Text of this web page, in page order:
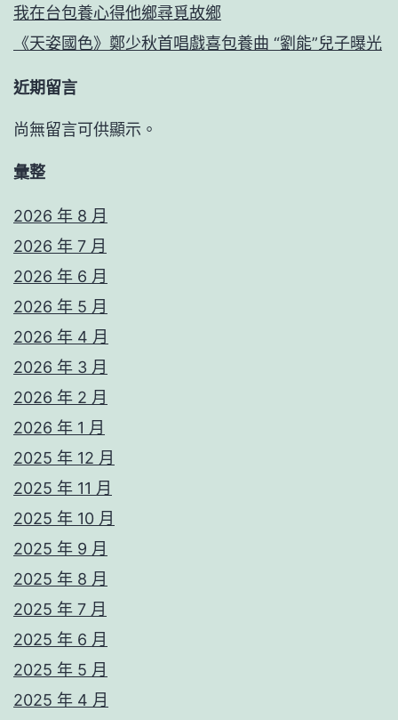
我在台包養心得他鄉尋覓故鄉
《天姿國色》鄭少秋首唱戲喜包養曲 “劉能”兒子曝光
近期留言
尚無留言可供顯示。
彙整
2026 年 8 月
2026 年 7 月
2026 年 6 月
2026 年 5 月
2026 年 4 月
2026 年 3 月
2026 年 2 月
2026 年 1 月
2025 年 12 月
2025 年 11 月
2025 年 10 月
2025 年 9 月
2025 年 8 月
2025 年 7 月
2025 年 6 月
2025 年 5 月
2025 年 4 月